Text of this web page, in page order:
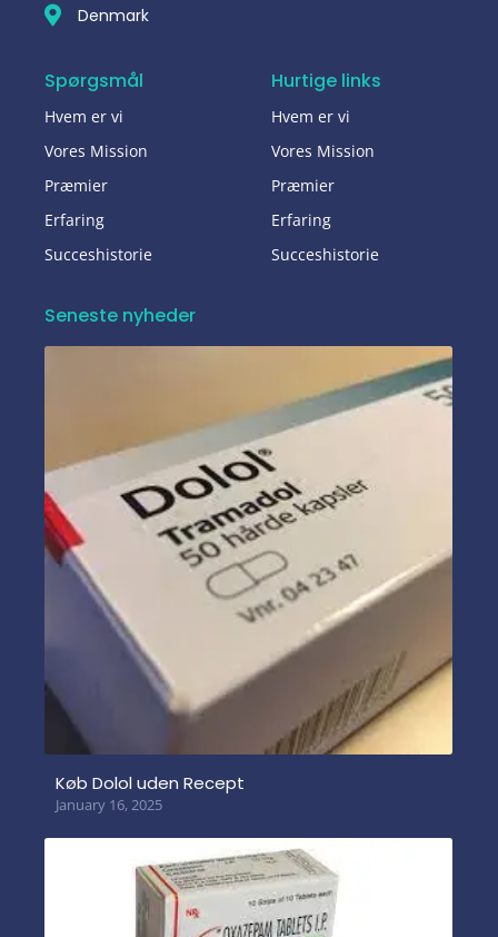
Denmark
Spørgsmål
Hvem er vi
Vores Mission
Præmier
Erfaring
Succeshistorie
Hurtige links
Hvem er vi
Vores Mission
Præmier
Erfaring
Succeshistorie
Seneste nyheder
Køb Dolol uden Recept
January 16, 2025